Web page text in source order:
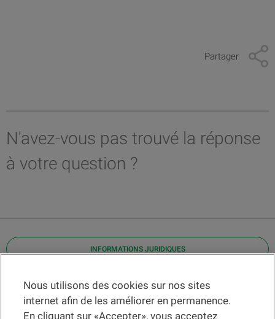
Partager
N'avez-vous pas trouvé la réponse
à votre question ?
INFORMATIONS JURIDIQUES
Contact
Localiser une agence
Nous utilisons des cookies sur nos sites
internet afin de les améliorer en permanence.
En cliquant sur «Accepter», vous acceptez